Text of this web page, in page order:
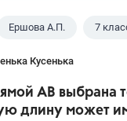
Ершова А.П. 7
Кусенька
АВ выбрана
длину может